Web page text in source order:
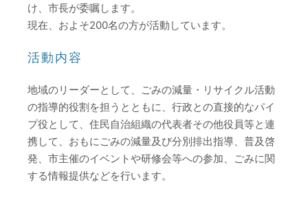
け、市長が委嘱します。
現在、およそ200名の方が活動しています。
活動内容
地域のリーダーとして、ごみの減量・リサイクル活動
の指導的役割を担うとともに、行政との直接的なパイ
プ役として、住民自治組織の代表者その他役員等と連
携して、おもにごみの減量及び分別排出指導、普及啓
発、市主催のイベントや研修会等への参加、ごみに関
する情報提供などを行います。